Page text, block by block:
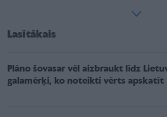
Lasītākais
Plāno šovasar vēl aizbraukt līdz
galamērķi, ko noteikti vērts apskatīt